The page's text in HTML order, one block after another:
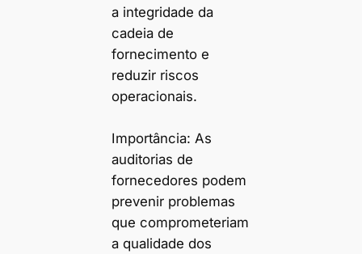
a integridade da
cadeia de
fornecimento e
reduzir riscos
operacionais.
Importância: As
auditorias de
fornecedores podem
prevenir problemas
que comprometeriam
a qualidade dos